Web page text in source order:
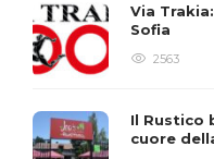
Via
Sofia
2563
Il Rustico
cuore